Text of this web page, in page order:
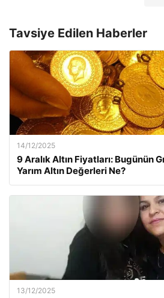
Tavsiye Edilen Haberler
14/12/2025
9 Aralık Altın Fiyatları: Bugünün
Yarım Altın Değerleri Ne?
13/12/2025